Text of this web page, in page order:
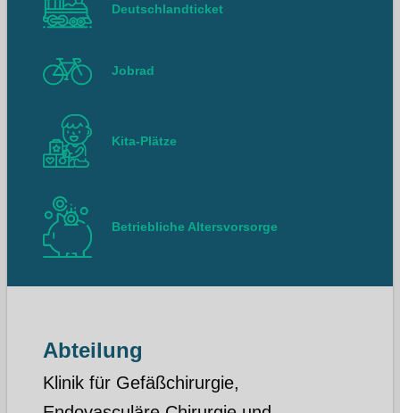
Deutschlandticket
Jobrad
Kita-Plätze
Betriebliche Altersvorsorge
Abteilung
Klinik für Gefäßchirurgie,